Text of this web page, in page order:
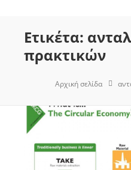
Ετικέτα:
πρακτικών
Αρχική σελίδα